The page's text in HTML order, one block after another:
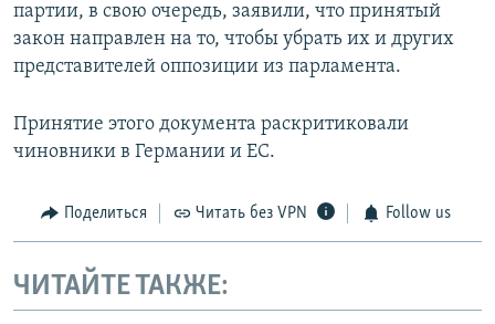
партии, в свою очередь, заявили, что принятый
закон направлен на то, чтобы убрать их и других
представителей оппозиции из парламента.
Принятие этого документа раскритиковали
чиновники в Германии и ЕС.
Поделиться Читать без VPN Follow us
ЧИТАЙТЕ ТАКЖЕ: